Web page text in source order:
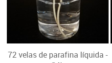
72 velas de parafina líquida -